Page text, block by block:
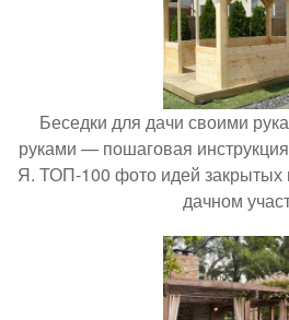
Беседки для дачи своими
руками — пошаговая
Я. ТОП-100 фото идей закрытых
дачном